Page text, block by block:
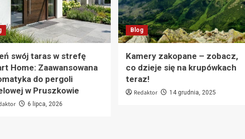
swój taras w strefę
Home: Zaawansowana
do pergoli
w Pruszkowie
6 lipca, 2026
Blog
Kamery zakopane – zobacz,
co dzieje się na krupówkach
teraz!
Redaktor 14 grudnia, 2025